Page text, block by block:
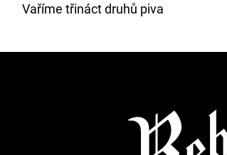
Vaříme třináct druhů piva